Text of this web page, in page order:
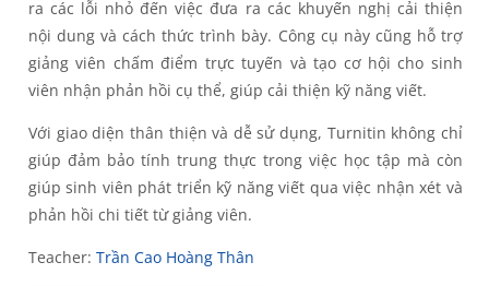
ra các lỗi nhỏ đến việc đưa ra các khuyến nghị cải thiện
nội dung và cách thức trình bày. Công cụ này cũng hỗ trợ
giảng viên chấm điểm trực tuyến và tạo cơ hội cho sinh
viên nhận phản hồi cụ thể, giúp cải thiện kỹ năng viết.
Với giao diện thân thiện và dễ sử dụng, Turnitin không chỉ
giúp đảm bảo tính trung thực trong việc học tập mà còn
giúp sinh viên phát triển kỹ năng viết qua việc nhận xét và
phản hồi chi tiết từ giảng viên.
Teacher: Trần Cao Hoàng Thân